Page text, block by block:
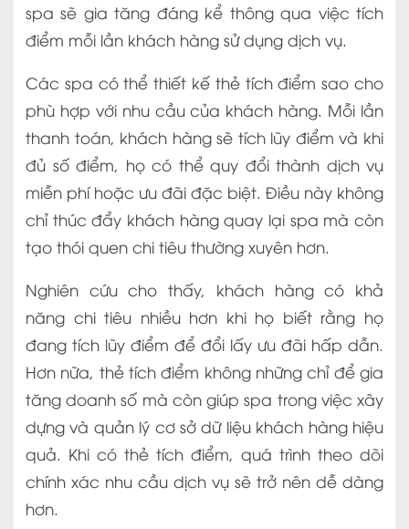
spa sẽ gia tăng đáng kể thông qua việc tích
điểm mỗi lần khách hàng sử dụng dịch vụ.
Các spa có thể thiết kế thẻ tích điểm sao cho
phù hợp với nhu cầu của khách hàng. Mỗi lần
thanh toán, khách hàng sẽ tích lũy điểm và khi
đủ số điểm, họ có thể quy đổi thành dịch vụ
miễn phí hoặc ưu đãi đặc biệt. Điều này không
chỉ thúc đẩy khách hàng quay lại spa mà còn
tạo thói quen chi tiêu thường xuyên hơn.
Nghiên cứu cho thấy, khách hàng có khả
năng chi tiêu nhiều hơn khi họ biết rằng họ
đang tích lũy điểm để đổi lấy ưu đãi hấp dẫn.
Hơn nữa, thẻ tích điểm không những chỉ để gia
tăng doanh số mà còn giúp spa trong việc xây
dựng và quản lý cơ sở dữ liệu khách hàng hiệu
quả. Khi có thẻ tích điểm, quá trình theo dõi
chính xác nhu cầu dịch vụ sẽ trở nên dễ dàng
hơn.